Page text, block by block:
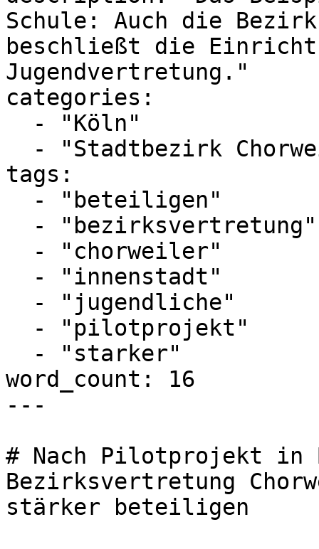
Schule: Auch die
beschließt die
Jugendvertretung."
categories:
tags:
word_count: 16
---
# Nach Pilotprojekt in
Bezirksvertretung
stärker beteiligen